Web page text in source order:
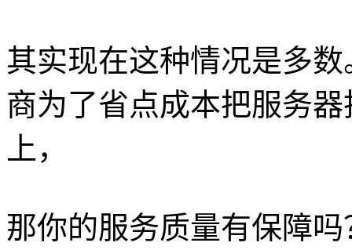
其实现在这种情况是多
商为了省点成本把服务
上，
那你的服务质量有保障